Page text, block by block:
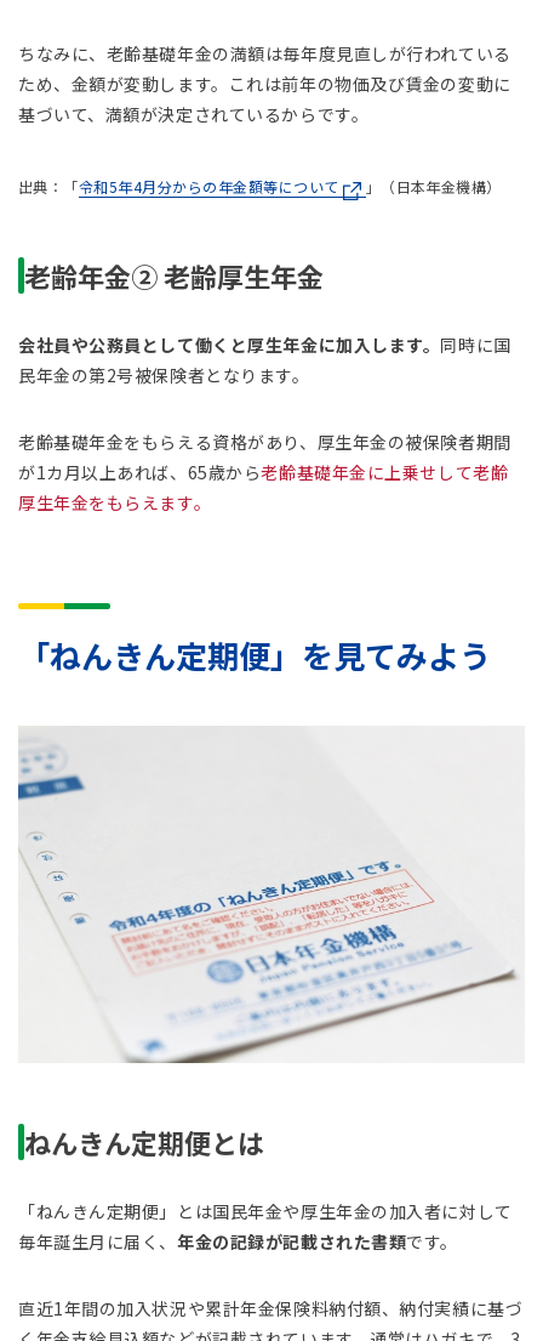
ちなみに、老齢基礎年金の満額は毎年度見直しが行われている
ため、金額が変動します。これは前年の物価及び賃金の変動に
基づいて、満額が決定されているからです。
出典：「令和5年4月分からの年金額等について 」（日本年金機構）
老齢年金② 老齢厚生年金
会社員や公務員として働くと厚生年金に加入します。 同時に国
民年金の第2号被保険者となります。
老齢基礎年金をもらえる資格があり、厚生年金の被保険者期間
が1カ月以上あれば、65歳から老齢基礎年金に上乗せして老齢
厚生年金をもらえます。
「ねんきん定期便」を見てみよう
ねんきん定期便とは
「ねんきん定期便」とは国民年金や厚生年金の加入者に対して
毎年誕生月に届く、年金の記録が記載された書類です。
直近1年間の加入状況や累計年金保険料納付額、納付実績に基づ